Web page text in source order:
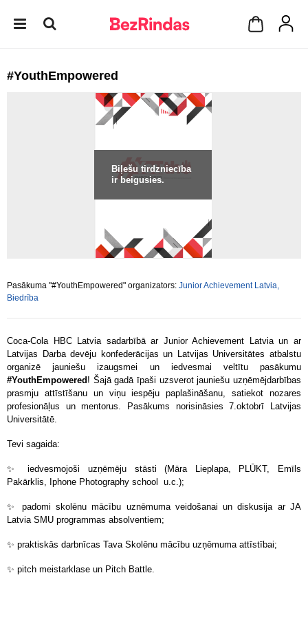
#YouthEmpowered
Biļešu tirdzniecība
ir beigusies.
Pasākuma "#YouthEmpowered" organizators: Junior Achievement Latvia,
Biedrība
Coca-Cola HBC Latvia sadarbībā ar Junior Achievement Latvia un ar
Latvijas Darba devēju konfederācijas un Latvijas Universitātes atbalstu
organizē jauniešu izaugsmei un iedvesmai veltītu pasākumu
#YouthEmpowered ! Šajā gadā īpaši uzsverot jauniešu uzņēmējdarbības
prasmju attīstīšanu un viņu iespēju paplašināšanu, satiekot nozares
profesionāļus un mentorus. Pasākums norisināsies 7.oktobrī Latvijas
Universitātē.
Tevi sagaida:
✨
iedvesmojoši uzņēmēju stāsti (Māra Lieplapa, PLŪKT, Emīls
Pakārklis, Iphone Photography school u.c.);
✨
padomi skolēnu mācību uznēmuma veidošanai un diskusija ar JA
Latvia SMU programmas absolventiem;
✨ praktiskās darbnīcas Tava Skolēnu mācību uzņēmuma attīstībai;
✨ pitch meistarklase un Pitch Battle.